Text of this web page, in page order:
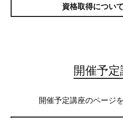
資格取得につい
開催予
開催予定講座のページ